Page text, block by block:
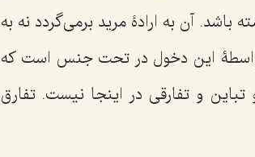
باشد. آن به ارادۀ مرید برمى‌گردد نه به
این دخول در تحت جنس است که
و تفارقى در اینجا نیست. تفارق